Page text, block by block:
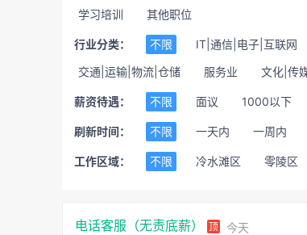
学习培训
其他职位
行业分类： 不限 IT|通信|电子|互联网
交通|运输|物流|仓储
服务业 文化|传
薪资待遇： 不限 面议 1000以下
刷新时间： 不限 一天内 一周内
工作区域： 不限 冷水滩区 零陵区
电话客服（无责底薪） 顶 今天